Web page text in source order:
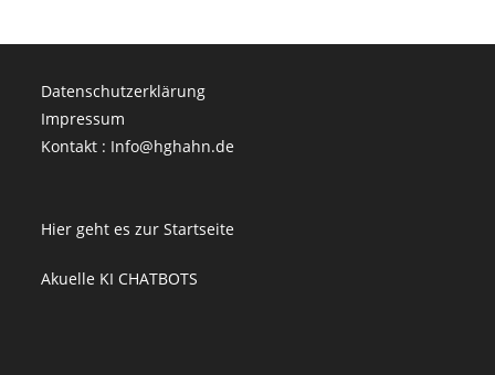
Datenschutzerklärung
Impressum
Kontakt : Info@hghahn.de
Hier geht es zur Startseite
Akuelle KI CHATBOTS